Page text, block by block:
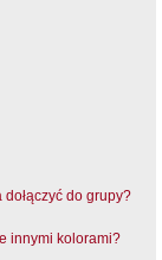
do grupy?
innymi kolorami?